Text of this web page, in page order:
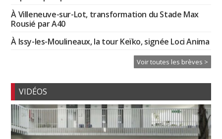
À Villeneuve-sur-Lot, transformation du Stade Max
Rousié par A40
À Issy-les-Moulineaux, la tour Keïko, signée Loci Anima
Voir toutes les brèves >
VIDÉOS